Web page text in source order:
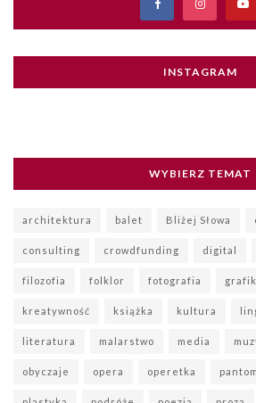
INSTAGRAM
WYBIERZ TEMAT
architektura balet Bliżej Słowa
consulting crowdfunding digital
filozofia folklor fotografia
kreatywność książka kultura
literatura malarstwo media
obyczaje opera operetka